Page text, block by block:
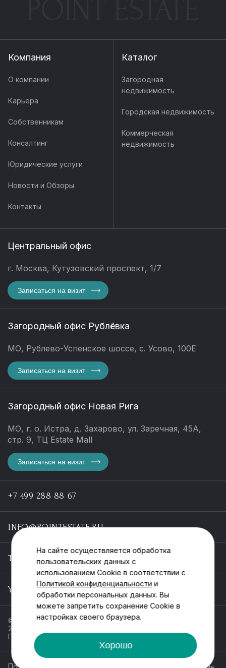
Компания
О компании
Карьера
Собственникам
Консалтинг
Юридические услуги
Новости и Обзоры
Контакты
Каталог
Загородная
недвижимость
Городская недвижимость
Коммерческая
недвижимость
Центральный офис
г. Москва, Кутузовский проспект, 1/7
Записаться на визит
Загородный офис Рублёвка
МО, Рублево-Успенское шоссе, с. Усово, 100Е
Записаться на визит
Загородный офис Новая Рига
МО, г. о. Истра, д. Захарово, ул. Заречная, 45А,
стр. 9, ТЦ Estate Mall
Записаться на визит
+7 499 288 88 67
INFO@POINTESTATE.RU
TELEGRAM
YOUTUBE
© ООО «Пойнт эстейт», ИНН 55546464612,
2013-2025
Политика обработки персональных данных
На сайте осуществляется обработка
пользовательских данных с
использованием Cookie в соответствии с
Политикой конфиденциальности и
обработки персональных данных. Вы
можете запретить сохранение Cookie в
настройках своего браузера.
Хорошо